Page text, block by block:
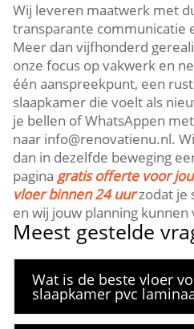
Wij leveren maatwerk met
transparante communicatie
Meer dan vijfhonderd
onze focus op vakwerk en
één aanspreekpunt, een
slaapkamer die voelt als
je bellen of WhatsAppen
naar info@renovatienu.​nl.​
dan in dezelfde beweging
paginagratis offerte voor
vloer binnen 24 uurzodat je
en wij jouw planning kunnen
Meest gestelde
Wat is de beste vloer
slaapkamer pvc